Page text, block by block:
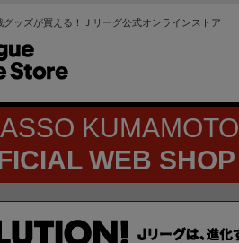
グッズが買える！Ｊリーグ公式オンラインストア
KUMAMOTO
WEB SHOP